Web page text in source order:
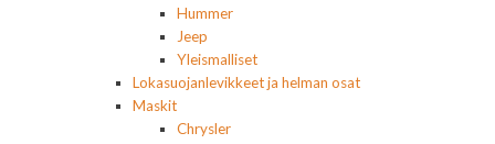
Hummer
Jeep
Yleismalliset
Lokasuojanlevikkeet ja helman osat
Maskit
Chrysler